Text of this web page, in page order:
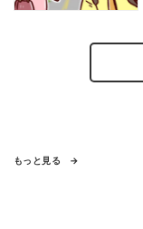
もっと見る